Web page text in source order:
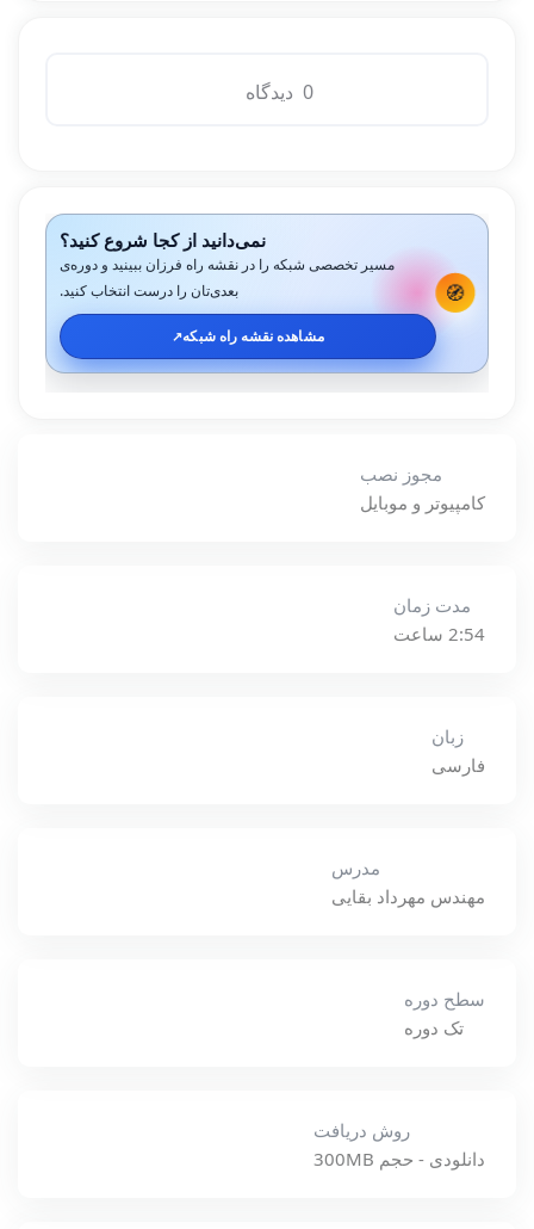
0 دیدگاه
🧭
نمی‌دانید از کجا شروع کنید؟
مسیر تخصصی شبکه را در نقشه راه فرزان ببینید و دوره‌ی
بعدی‌تان را درست انتخاب کنید.
مشاهده نقشه راه شبکه↗️
مجوز نصب
کامپیوتر و موبایل
مدت زمان
2:54 ساعت
زبان
فارسی
مدرس
مهندس مهرداد بقایی
سطح دوره
تک دوره
روش دریافت
دانلودی - حجم 300MB